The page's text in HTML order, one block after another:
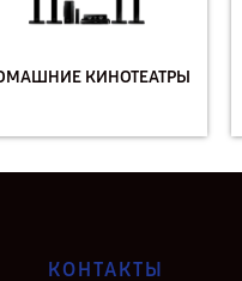
КИНОТЕАТРЫ
КОНТАКТЫ